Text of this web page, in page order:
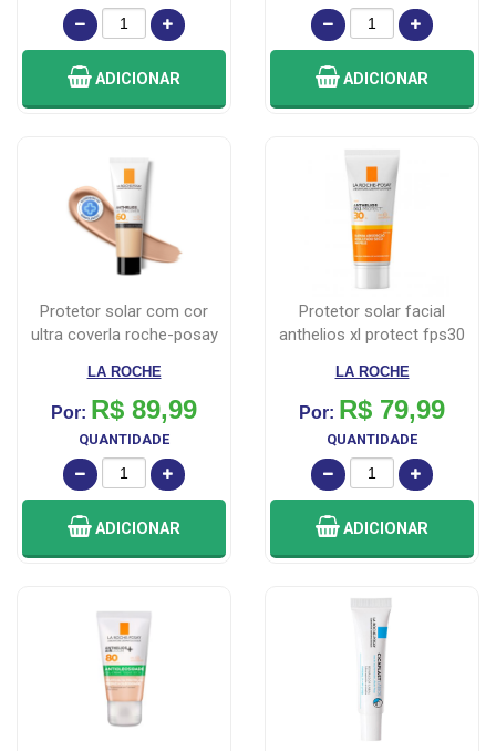
ADICIONAR ADICIONAR
protetor solar com cor
ultra coverla roche-posay
LA ROCHE
Por: R$ 89,99
QUANTIDADE
ADICIONAR
protetor solar facial
anthelios xl protect fps30
LA ROCHE
Por: R$ 79,99
QUANTIDADE
ADICIONAR